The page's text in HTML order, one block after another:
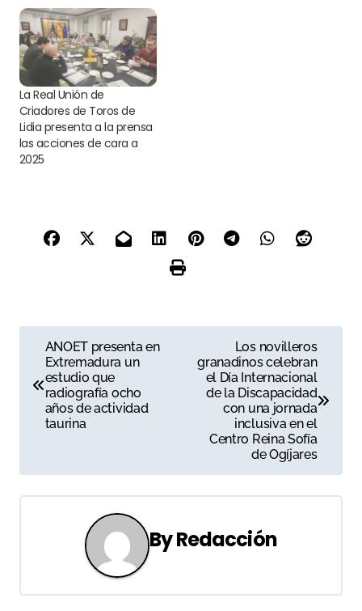
La Real Unión de
Criadores de Toros de
Lidia presenta a la prensa
las acciones de cara a
2025
a
g
a
ANOET presenta en
Extremadura un
estudio que
radiografía ocho
años de actividad
taurina
Los novilleros
granadinos celebran
el Día Internacional
de la Discapacidad
con una jornada
inclusiva en el
Centro Reina Sofía
de Ogíjares
ByRedacción